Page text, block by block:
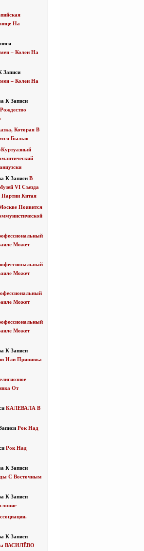
На
– Колеи На
Записи
– Колеи На
К Записи
Которая В
Былью
К Записи В
VI Съезда
Партии Китая
Появится
Может
Может
Может
Может
К Записи
Или Прививка
От
КАЛЕВАЛА В
Рок Над
Рок Над
К Записи
С Восточным
К Записи
К Записи
ВАСИЛЁВО